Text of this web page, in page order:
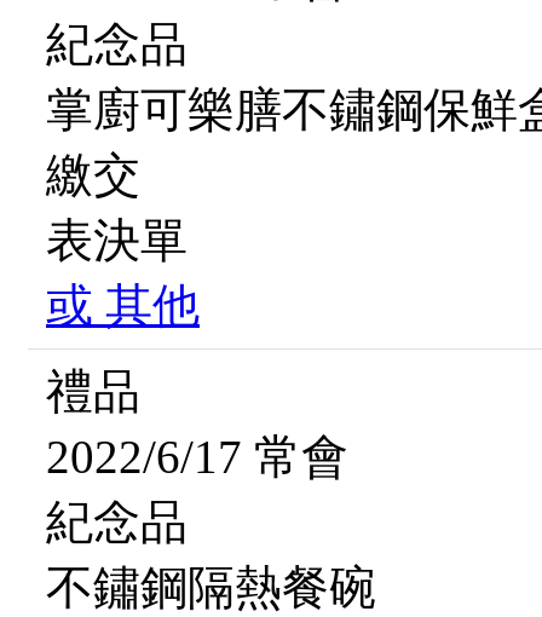
紀念品
掌廚可樂膳不鏽鋼保鮮
繳交
表決單
或 其他
禮品
2022/6/17 常會
紀念品
不鏽鋼隔熱餐碗